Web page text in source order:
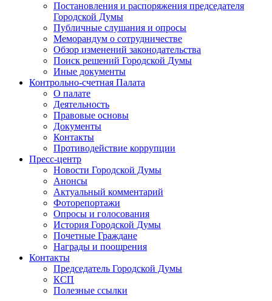
Постановления и распоряжения председателя
Городской Думы
Публичные слушания и опросы
Меморандум о сотрудничестве
Обзор изменений законодательства
Поиск решений Городской Думы
Иные документы
Контрольно-счетная Палата
О палате
Деятельность
Правовые основы
Документы
Контакты
Противодействие коррупции
Пресс-центр
Новости Городской Думы
Анонсы
Актуальный комментарий
Фоторепортажи
Опросы и голосования
История Городской Думы
Почетные Граждане
Награды и поощрения
Контакты
Председатель Городской Думы
КСП
Полезные ссылки